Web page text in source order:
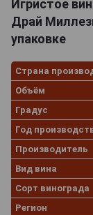
Игристое
Драй
упаковке
Страна
Объём
Градус
Год
Производитель
Вид вина
Сорт винограда
Регион